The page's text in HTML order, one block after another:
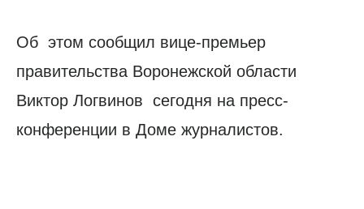
Об этом сообщил вице-премьер
правительства Воронежской области
Виктор Логвинов сегодня на пресс-
конференции в Доме журналистов.